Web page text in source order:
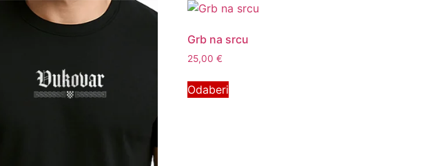
Grb na srcu
25,00€
Odaberi